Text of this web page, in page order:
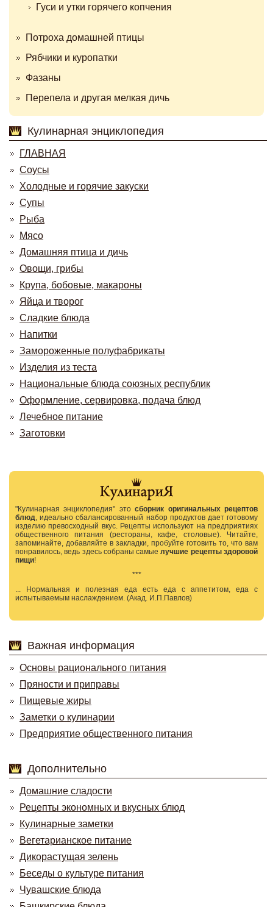
Гуси и утки горячего копчения
Потроха домашней птицы
Рябчики и куропатки
Фазаны
Перепела и другая мелкая дичь
Кулинарная энциклопедия
ГЛАВНАЯ
Соусы
Холодные и горячие закуски
Супы
Рыба
Мясо
Домашняя птица и дичь
Овощи, грибы
Крупа, бобовые, макароны
Яйца и творог
Сладкие блюда
Напитки
Замороженные полуфабрикаты
Изделия из теста
Национальные блюда союзных республик
Оформление, сервировка, подача блюд
Лечебное питание
Заготовки
"Кулинарная энциклопедия" этосборник оригинальных рецептов
блюд, идеально сбалансированный набор продуктов дает готовому
изделию превосходный вкус. Рецепты используют на предприятиях
общественного питания (рестораны, кафе, столовые). Читайте,
запоминайте, добавляйте в закладки, пробуйте готовить то, что вам
понравилось, ведь здесь собраны самыелучшие рецепты здоровой
пищи!
***
... Нормальная и полезная еда есть еда с аппетитом, еда с
испытываемым наслаждением. (Акад. И.П.Павлов)
Важная информация
Основы рационального питания
Пряности и приправы
Пищевые жиры
Заметки о кулинарии
Предприятие общественного питания
Дополнительно
Домашние сладости
Рецепты экономных и вкусных блюд
Кулинарные заметки
Вегетарианское питание
Дикорастущая зелень
Беседы о культуре питания
Чувашские блюда